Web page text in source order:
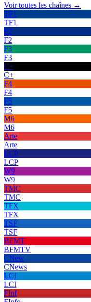
Voir toutes les chaînes →
TF1
TF1
F2
F2
F3
F3
C+
C+
F4
F4
F5
F5
M6
M6
Arte
Arte
LCP
LCP
W9
W9
TMC
TMC
TFX
TFX
TSF
TSF
BFMT
BFMTV
CNew
CNews
LCI
LCI
FInf